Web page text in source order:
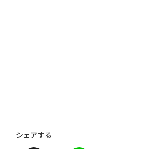
シェアする